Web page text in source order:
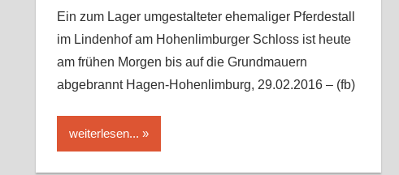
Ein zum Lager umgestalteter ehemaliger Pferdestall
im Lindenhof am Hohenlimburger Schloss ist heute
am frühen Morgen bis auf die Grundmauern
abgebrannt Hagen-Hohenlimburg, 29.02.2016 – (fb)
weiterlesen...